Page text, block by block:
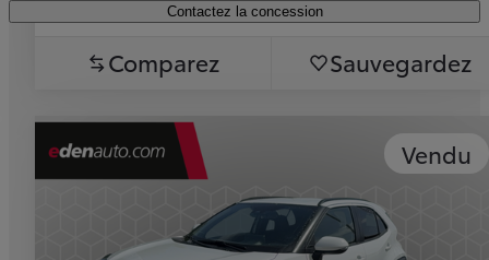
Contactez la concession
Comparez Sauvegardez
Vendu